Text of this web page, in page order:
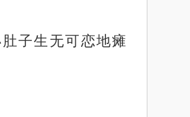
子生无可恋地瘫